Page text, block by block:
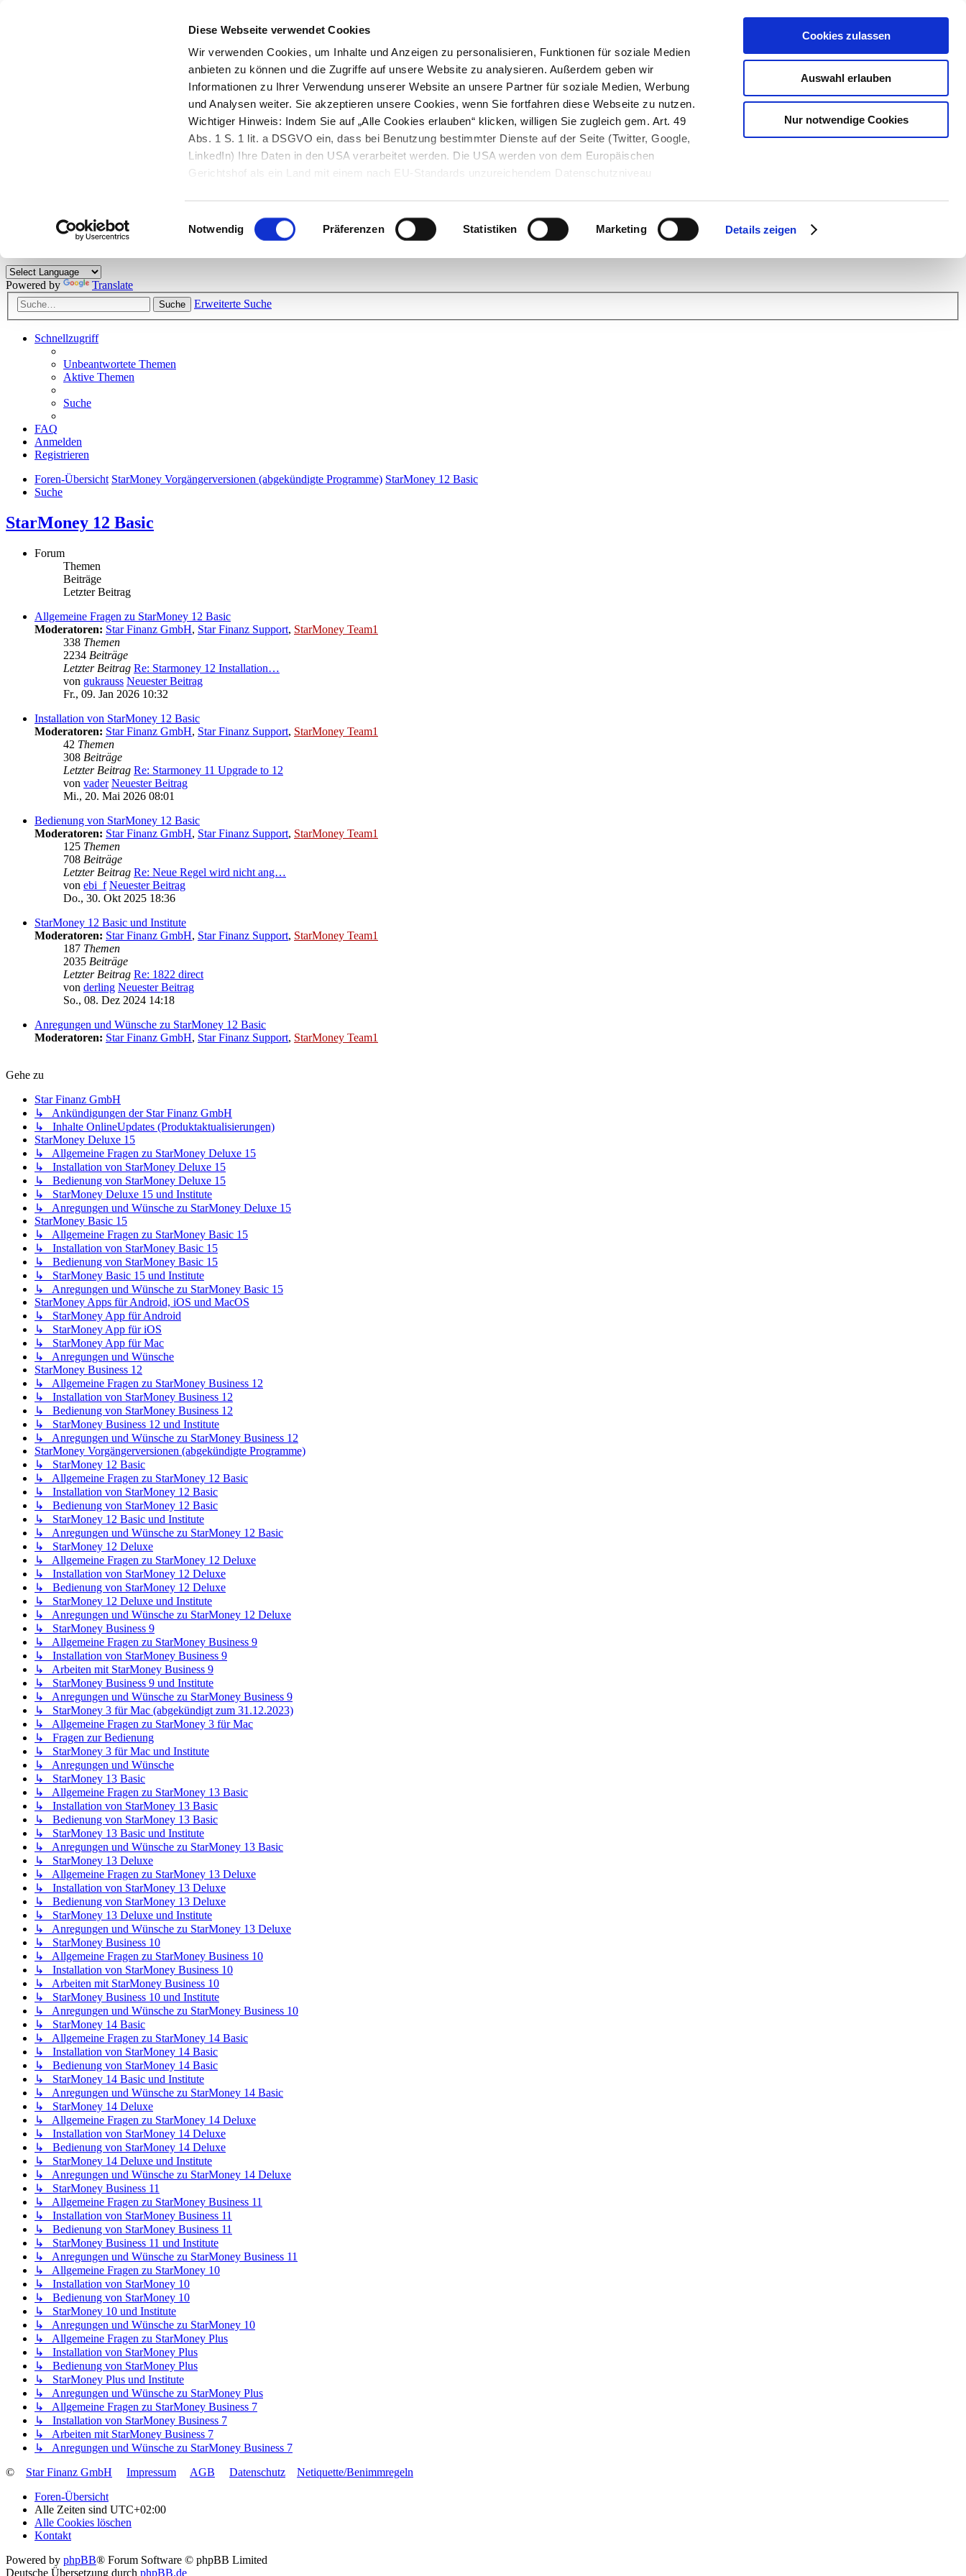
Diese Webseite verwendet Cookies
Wir verwenden Cookies, um Inhalte und Anzeigen zu personalisieren, Funktionen für soziale Medien
anbieten zu können und die Zugriffe auf unsere Website zu analysieren. Außerdem geben wir
Informationen zu Ihrer Verwendung unserer Website an unsere Partner für soziale Medien, Werbung
und Analysen weiter. Sie akzeptieren unsere Cookies, wenn Sie fortfahren diese Webseite zu nutzen.
Wichtiger Hinweis: Indem Sie auf „Alle Cookies erlauben“ klicken, willigen Sie zugleich gem. Art. 49
Abs. 1 S. 1 lit. a DSGVO ein, dass bei Benutzung bestimmter Dienste auf der Seite (Twitter, Google,
LinkedIn) Ihre Daten in den USA verarbeitet werden. Die USA werden von dem Europäischen
Gerichtshof als ein Land mit einem nach EU-Standards unzureichendem Datenschutzniveau
Einwilligungsauswahl
Notwendig Präferenzen Statistiken Marketing Details zeigen
Cookies zulassen
Auswahl erlauben
Nur notwendige Cookies
Herzlich willkommen!
Kunden viele nützliche Hilfestellungen und interessante Tipps und Tricks. Stellen Sie Ihre Fragen und helfen Sie mit Ihrem Wissen anderen weiter.
Powered by Translate
Suche Erweiterte Suche
Schnellzugriff
Unbeantwortete Themen
Aktive Themen
Suche
FAQ
Anmelden
Registrieren
Foren-Übersicht StarMoney Vorgängerversionen (abgekündigte Programme) StarMoney 12 Basic
Suche
StarMoney 12 Basic
Forum
Themen
Beiträge
Letzter Beitrag
Allgemeine Fragen zu StarMoney 12 Basic
Moderatoren: Star Finanz GmbH, Star Finanz Support, StarMoney Team1
338 Themen
2234 Beiträge
Letzter Beitrag Re: Starmoney 12 Installation…
von gukrauss Neuester Beitrag
Fr., 09. Jan 2026 10:32
Installation von StarMoney 12 Basic
Moderatoren: Star Finanz GmbH, Star Finanz Support, StarMoney Team1
42 Themen
308 Beiträge
Letzter Beitrag Re: Starmoney 11 Upgrade to 12
von vader Neuester Beitrag
Mi., 20. Mai 2026 08:01
Bedienung von StarMoney 12 Basic
Moderatoren: Star Finanz GmbH, Star Finanz Support, StarMoney Team1
125 Themen
708 Beiträge
Letzter Beitrag Re: Neue Regel wird nicht ang…
von ebi_f Neuester Beitrag
Do., 30. Okt 2025 18:36
StarMoney 12 Basic und Institute
Moderatoren: Star Finanz GmbH, Star Finanz Support, StarMoney Team1
187 Themen
2035 Beiträge
Letzter Beitrag Re: 1822 direct
von derling Neuester Beitrag
So., 08. Dez 2024 14:18
Anregungen und Wünsche zu StarMoney 12 Basic
Moderatoren: Star Finanz GmbH, Star Finanz Support, StarMoney Team1
Gehe zu
Star Finanz GmbH
↳ Ankündigungen der Star Finanz GmbH
↳ Inhalte OnlineUpdates (Produktaktualisierungen)
StarMoney Deluxe 15
↳ Allgemeine Fragen zu StarMoney Deluxe 15
↳ Installation von StarMoney Deluxe 15
↳ Bedienung von StarMoney Deluxe 15
↳ StarMoney Deluxe 15 und Institute
↳ Anregungen und Wünsche zu StarMoney Deluxe 15
StarMoney Basic 15
↳ Allgemeine Fragen zu StarMoney Basic 15
↳ Installation von StarMoney Basic 15
↳ Bedienung von StarMoney Basic 15
↳ StarMoney Basic 15 und Institute
↳ Anregungen und Wünsche zu StarMoney Basic 15
StarMoney Apps für Android, iOS und MacOS
↳ StarMoney App für Android
↳ StarMoney App für iOS
↳ StarMoney App für Mac
↳ Anregungen und Wünsche
StarMoney Business 12
↳ Allgemeine Fragen zu StarMoney Business 12
↳ Installation von StarMoney Business 12
↳ Bedienung von StarMoney Business 12
↳ StarMoney Business 12 und Institute
↳ Anregungen und Wünsche zu StarMoney Business 12
StarMoney Vorgängerversionen (abgekündigte Programme)
↳ StarMoney 12 Basic
↳ Allgemeine Fragen zu StarMoney 12 Basic
↳ Installation von StarMoney 12 Basic
↳ Bedienung von StarMoney 12 Basic
↳ StarMoney 12 Basic und Institute
↳ Anregungen und Wünsche zu StarMoney 12 Basic
↳ StarMoney 12 Deluxe
↳ Allgemeine Fragen zu StarMoney 12 Deluxe
↳ Installation von StarMoney 12 Deluxe
↳ Bedienung von StarMoney 12 Deluxe
↳ StarMoney 12 Deluxe und Institute
↳ Anregungen und Wünsche zu StarMoney 12 Deluxe
↳ StarMoney Business 9
↳ Allgemeine Fragen zu StarMoney Business 9
↳ Installation von StarMoney Business 9
↳ Arbeiten mit StarMoney Business 9
↳ StarMoney Business 9 und Institute
↳ Anregungen und Wünsche zu StarMoney Business 9
↳ StarMoney 3 für Mac (abgekündigt zum 31.12.2023)
↳ Allgemeine Fragen zu StarMoney 3 für Mac
↳ Fragen zur Bedienung
↳ StarMoney 3 für Mac und Institute
↳ Anregungen und Wünsche
↳ StarMoney 13 Basic
↳ Allgemeine Fragen zu StarMoney 13 Basic
↳ Installation von StarMoney 13 Basic
↳ Bedienung von StarMoney 13 Basic
↳ StarMoney 13 Basic und Institute
↳ Anregungen und Wünsche zu StarMoney 13 Basic
↳ StarMoney 13 Deluxe
↳ Allgemeine Fragen zu StarMoney 13 Deluxe
↳ Installation von StarMoney 13 Deluxe
↳ Bedienung von StarMoney 13 Deluxe
↳ StarMoney 13 Deluxe und Institute
↳ Anregungen und Wünsche zu StarMoney 13 Deluxe
↳ StarMoney Business 10
↳ Allgemeine Fragen zu StarMoney Business 10
↳ Installation von StarMoney Business 10
↳ Arbeiten mit StarMoney Business 10
↳ StarMoney Business 10 und Institute
↳ Anregungen und Wünsche zu StarMoney Business 10
↳ StarMoney 14 Basic
↳ Allgemeine Fragen zu StarMoney 14 Basic
↳ Installation von StarMoney 14 Basic
↳ Bedienung von StarMoney 14 Basic
↳ StarMoney 14 Basic und Institute
↳ Anregungen und Wünsche zu StarMoney 14 Basic
↳ StarMoney 14 Deluxe
↳ Allgemeine Fragen zu StarMoney 14 Deluxe
↳ Installation von StarMoney 14 Deluxe
↳ Bedienung von StarMoney 14 Deluxe
↳ StarMoney 14 Deluxe und Institute
↳ Anregungen und Wünsche zu StarMoney 14 Deluxe
↳ StarMoney Business 11
↳ Allgemeine Fragen zu StarMoney Business 11
↳ Installation von StarMoney Business 11
↳ Bedienung von StarMoney Business 11
↳ StarMoney Business 11 und Institute
↳ Anregungen und Wünsche zu StarMoney Business 11
↳ Allgemeine Fragen zu StarMoney 10
↳ Installation von StarMoney 10
↳ Bedienung von StarMoney 10
↳ StarMoney 10 und Institute
↳ Anregungen und Wünsche zu StarMoney 10
↳ Allgemeine Fragen zu StarMoney Plus
↳ Installation von StarMoney Plus
↳ Bedienung von StarMoney Plus
↳ StarMoney Plus und Institute
↳ Anregungen und Wünsche zu StarMoney Plus
↳ Allgemeine Fragen zu StarMoney Business 7
↳ Installation von StarMoney Business 7
↳ Arbeiten mit StarMoney Business 7
↳ Anregungen und Wünsche zu StarMoney Business 7
©
Star Finanz GmbH Impressum AGB Datenschutz
Netiquette/Benimmregeln
Foren-Übersicht
Alle Zeiten sind UTC+02:00
Alle Cookies löschen
Kontakt
Powered by phpBB® Forum Software © phpBB Limited
Deutsche Übersetzung durch phpBB.de